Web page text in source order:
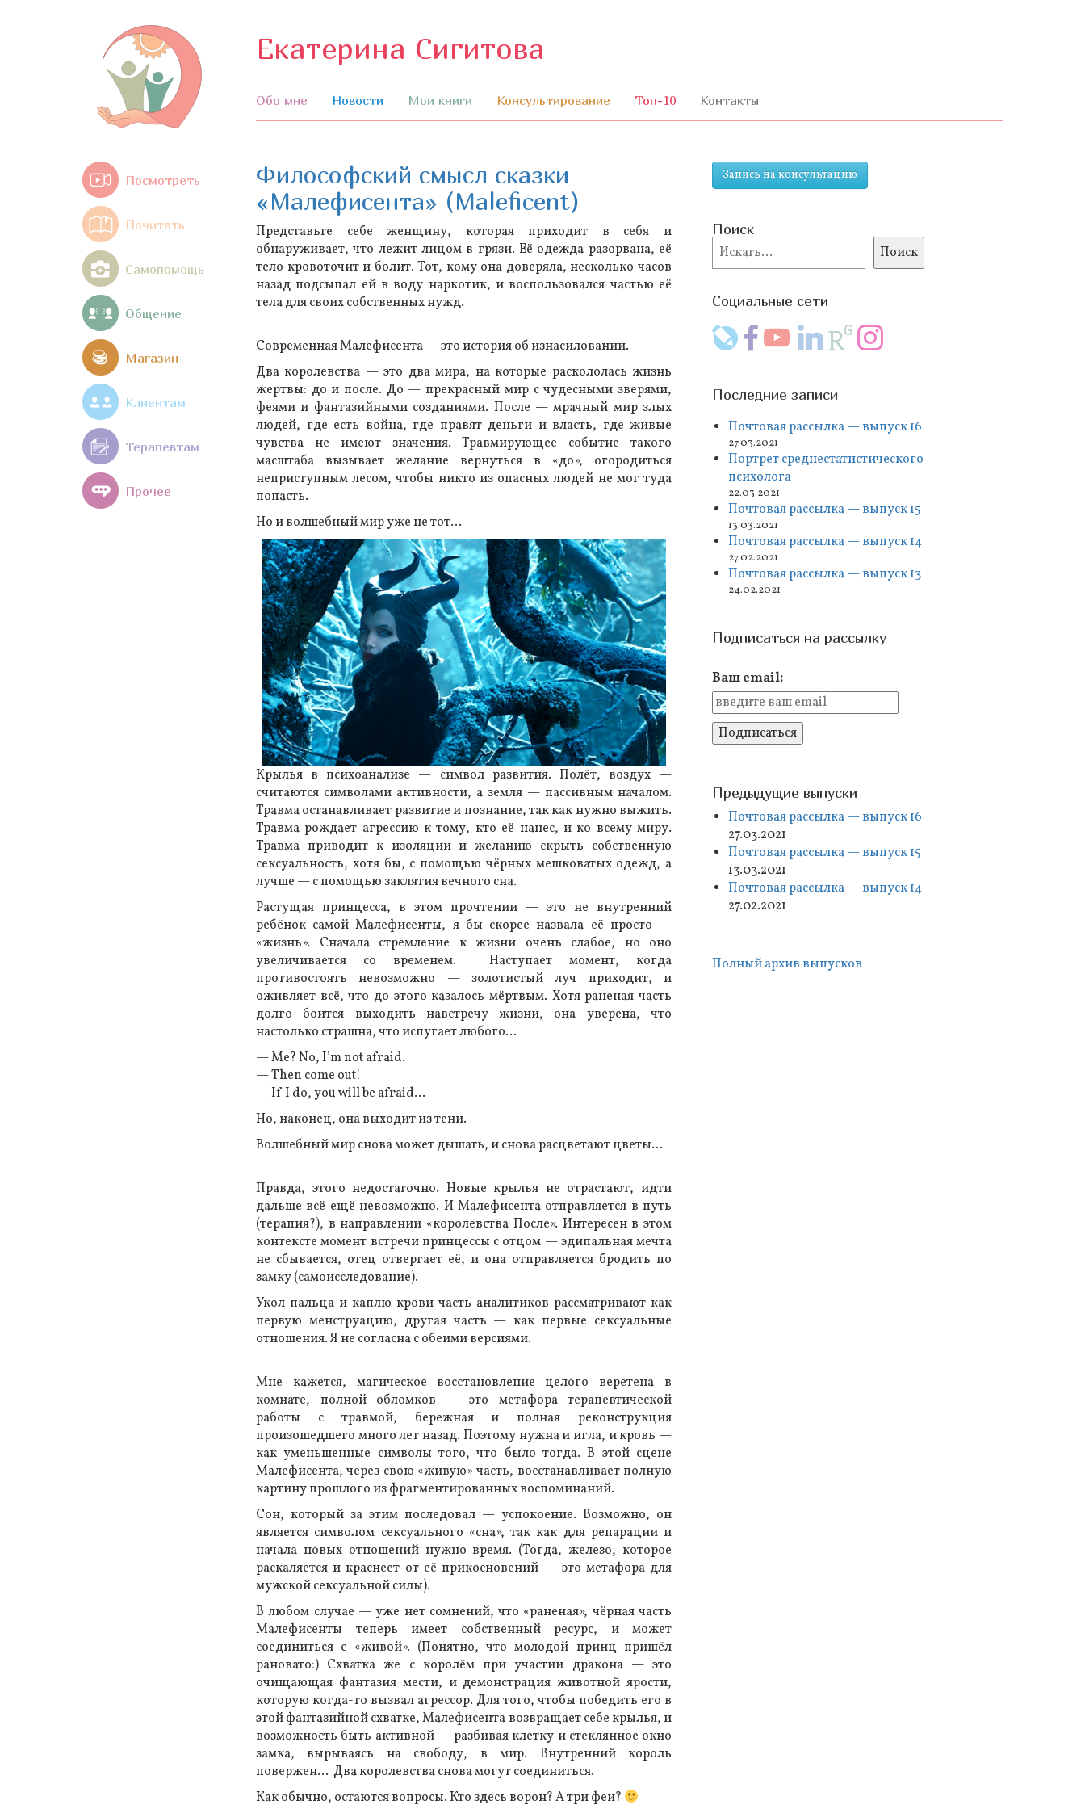
Екатерина Сигитова
Обо мне Новости Мои книги Консультирование Топ-10 Контакты
Посмотреть
Почитать
Самопомощь
Общение
Магазин
Клиентам
Терапевтам
Прочее
Философский смысл сказки
«Малефисента» (Maleficent)
Представьте себе женщину, которая приходит в себя и
обнаруживает, что лежит лицом в грязи. Её одежда разорвана, её
тело кровоточит и болит. Тот, кому она доверяла, несколько часов
назад подсыпал ей в воду наркотик, и воспользовался частью её
тела для своих собственных нужд.
Современная Малефисента — это история об изнасиловании.
Два королевства — это два мира, на которые раскололась жизнь
жертвы: до и после. До — прекрасный мир с чудесными зверями,
феями и фантазийными созданиями. После — мрачный мир злых
людей, где есть война, где правят деньги и власть, где живые
чувства не имеют значения. Травмирующее событие такого
масштаба вызывает желание вернуться в «до», огородиться
неприступным лесом, чтобы никто из опасных людей не мог туда
попасть.
Но и волшебный мир уже не тот…
Крылья в психоанализе — символ развития. Полёт, воздух —
считаются символами активности, а земля — пассивным началом.
Травма останавливает развитие и познание, так как нужно выжить.
Травма рождает агрессию к тому, кто её нанес, и ко всему миру.
Травма приводит к изоляции и желанию скрыть собственную
сексуальность, хотя бы, с помощью чёрных мешковатых одежд, а
лучше — с помощью заклятия вечного сна.
Растущая принцесса, в этом прочтении — это не внутренний
ребёнок самой Малефисенты, я бы скорее назвала её просто —
«жизнь». Сначала стремление к жизни очень слабое, но оно
увеличивается со временем. Наступает момент, когда
противостоять невозможно — золотистый луч приходит, и
оживляет всё, что до этого казалось мёртвым. Хотя раненая часть
долго боится выходить навстречу жизни, она уверена, что
настолько страшна, что испугает любого…
— Me? No, I’m not afraid.
— Then come out!
— If I do, you will be afraid…
Но, наконец, она выходит из тени.
Волшебный мир снова может дышать, и снова расцветают цветы…
Правда, этого недостаточно. Новые крылья не отрастают, идти
дальше всё ещё невозможно. И Малефисента отправляется в путь
(терапия?), в направлении «королевства После». Интересен в этом
контексте момент встречи принцессы с отцом — эдипальная мечта
не сбывается, отец отвергает её, и она отправляется бродить по
замку (самоисследование).
Укол пальца и каплю крови часть аналитиков рассматривают как
первую менструацию, другая часть — как первые сексуальные
отношения. Я не согласна с обеими версиями.
Мне кажется, магическое восстановление целого веретена в
комнате, полной обломков — это метафора терапевтической
работы с травмой, бережная и полная реконструкция
произошедшего много лет назад. Поэтому нужна и игла, и кровь —
как уменьшенные символы того, что было тогда. В этой сцене
Малефисента, через свою «живую» часть, восстанавливает полную
картину прошлого из фрагментированных воспоминаний.
Сон, который за этим последовал — успокоение. Возможно, он
является символом сексуального «сна», так как для репарации и
начала новых отношений нужно время. (Тогда, железо, которое
раскаляется и краснеет от её прикосновений — это метафора для
мужской сексуальной силы).
В любом случае — уже нет сомнений, что «раненая», чёрная часть
Малефисенты теперь имеет собственный ресурс, и может
соединиться с «живой». (Понятно, что молодой принц пришёл
рановато:) Схватка же с королём при участии дракона — это
очищающая фантазия мести, и демонстрация животной ярости,
которую когда-то вызвал агрессор. Для того, чтобы победить его в
этой фантазийной схватке, Малефисента возвращает себе крылья, и
возможность быть активной — разбивая клетку и стеклянное окно
замка, вырываясь на свободу, в мир. Внутренний король
повержен… Два королевства снова могут соединиться.
Как обычно, остаются вопросы. Кто здесь ворон? А три феи?
Запись на консультацию
Поиск
Поиск Поиск
Социальные сети
Последние записи
Почтовая рассылка — выпуск 16
27.03.2021
Портрет среднестатистического
психолога
22.03.2021
Почтовая рассылка — выпуск 15
13.03.2021
Почтовая рассылка — выпуск 14
27.02.2021
Почтовая рассылка — выпуск 13
24.02.2021
Подписаться на рассылку
Ваш email:
Предыдущие выпуски
Почтовая рассылка — выпуск 16
27.03.2021
Почтовая рассылка — выпуск 15
13.03.2021
Почтовая рассылка — выпуск 14
27.02.2021
Полный архив выпусков